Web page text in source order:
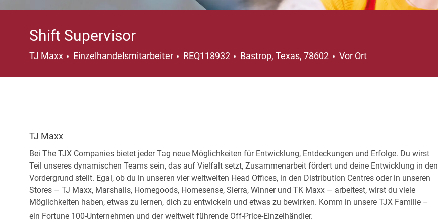
Shift Supervisor
TJ Maxx Kategorie
Einzelhandelsmitarbeiter REQ118932 Ort
Bastrop, Texas, 78602 Vor Ort
TJ Maxx
Bei The TJX Companies bietet jeder Tag neue Möglichkeiten für Entwicklung, Entdeckungen und Erfolge. Du wirst
Teil unseres dynamischen Teams sein, das auf Vielfalt setzt, Zusammenarbeit fördert und deine Entwicklung in den
Vordergrund stellt. Egal, ob du in unseren vier weltweiten Head Offices, in den Distribution Centres oder in unseren
Stores – TJ Maxx, Marshalls, Homegoods, Homesense, Sierra, Winner und TK Maxx – arbeitest, wirst du viele
Möglichkeiten haben, etwas zu lernen, dich zu entwickeln und etwas zu bewirken. Komm in unsere TJX Familie –
ein Fortune 100-Unternehmen und der weltweit führende Off-Price-Einzelhändler.